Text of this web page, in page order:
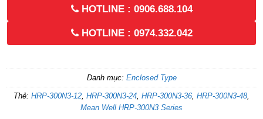
HOTLINE : 0906.688.104
HOTLINE : 0974.332.042
Danh mục: Enclosed Type
Thẻ: HRP-300N3-12 HRP-300N3-24 HRP-300N3-36 HRP-300N3-48
Mean Well HRP-300N3 Series